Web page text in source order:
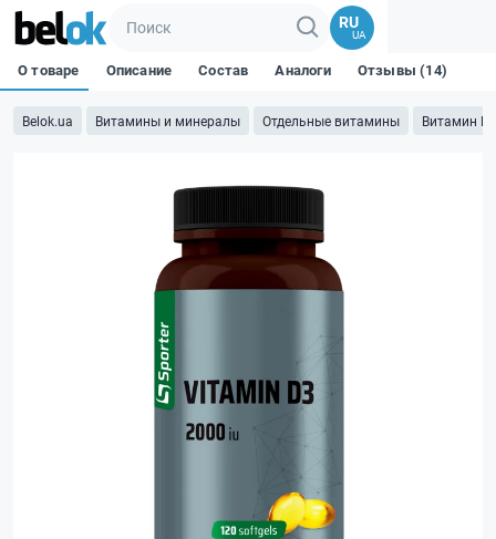
RU
UA
Belok.ua Витамины и минералы Отдельные витамины Витамин D
О товаре Описание Состав Аналоги Отзывы (14)